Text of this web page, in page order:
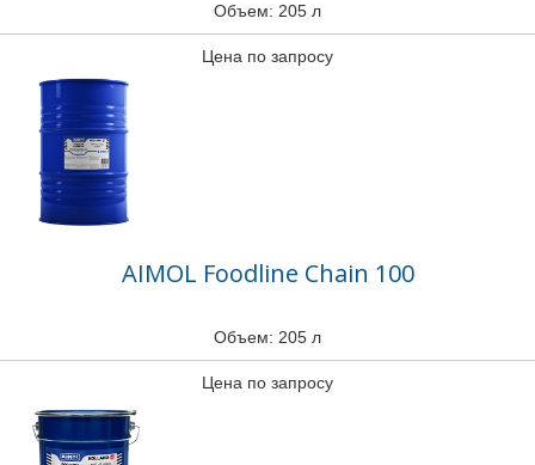
Объем: 205 л
Цена по запросу
AIMOL Foodline Chain 100
Объем: 205 л
Цена по запросу